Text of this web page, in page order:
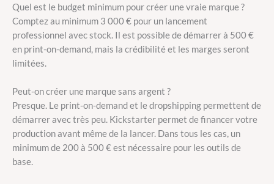
Quel est le budget minimum pour créer une vraie marque ?
Comptez au minimum 3 000 € pour un lancement
professionnel avec stock. Il est possible de démarrer à 500 €
en print-on-demand, mais la crédibilité et les marges seront
limitées.
Peut-on créer une marque sans argent ?
Presque. Le print-on-demand et le dropshipping permettent de
démarrer avec très peu. Kickstarter permet de financer votre
production avant même de la lancer. Dans tous les cas, un
minimum de 200 à 500 € est nécessaire pour les outils de
base.